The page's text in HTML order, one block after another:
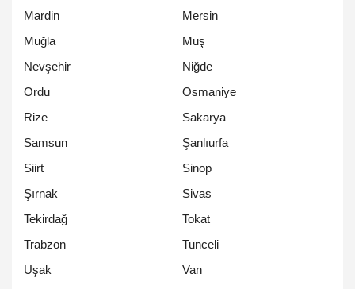
Mardin
Mersin
Muğla
Muş
Nevşehir
Niğde
Ordu
Osmaniye
Rize
Sakarya
Samsun
Şanlıurfa
Siirt
Sinop
Şırnak
Sivas
Tekirdağ
Tokat
Trabzon
Tunceli
Uşak
Van